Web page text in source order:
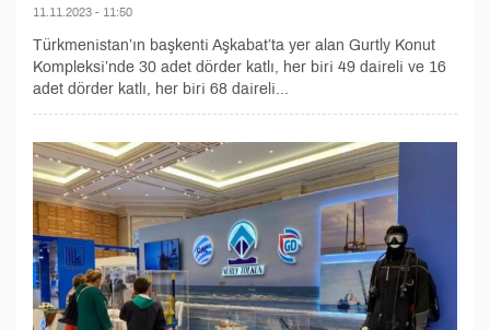
11.11.2023 - 11:50
Türkmenistan’ın başkenti Aşkabat’ta yer alan Gurtly Konut
Kompleksi’nde 30 adet dörder katlı, her biri 49 daireli ve 16
adet dörder katlı, her biri 68 daireli...